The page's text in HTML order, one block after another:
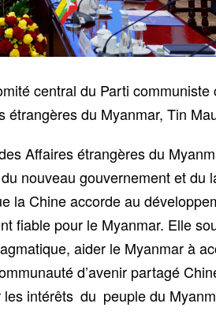
central du Parti
du Myanmar, Tin
Affaires étrangères du
nouveau gouvernement et du
Chine accorde au
fiable pour le Myanmar. Elle
aider le Myanmar à
d’avenir partagé
intérêts du peuple du